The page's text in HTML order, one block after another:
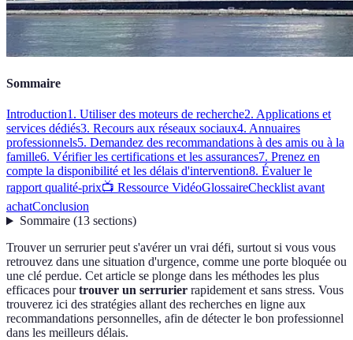
Sommaire
Introduction1. Utiliser des moteurs de recherche2. Applications et
services dédiés3. Recours aux réseaux sociaux4. Annuaires
professionnels5. Demandez des recommandations à des amis ou à la
famille6. Vérifier les certifications et les assurances7. Prenez en
compte la disponibilité et les délais d'intervention8. Évaluer le
rapport qualité-prix📺 Ressource VidéoGlossaireChecklist avant
achatConclusion
Sommaire(13 sections)
Trouver un serrurier peut s'avérer un vrai défi, surtout si vous vous
retrouvez dans une situation d'urgence, comme une porte bloquée ou
une clé perdue. Cet article se plonge dans les méthodes les plus
efficaces pourtrouver un serrurier rapidement et sans stress. Vous
trouverez ici des stratégies allant des recherches en ligne aux
recommandations personnelles, afin de détecter le bon professionnel
dans les meilleurs délais.